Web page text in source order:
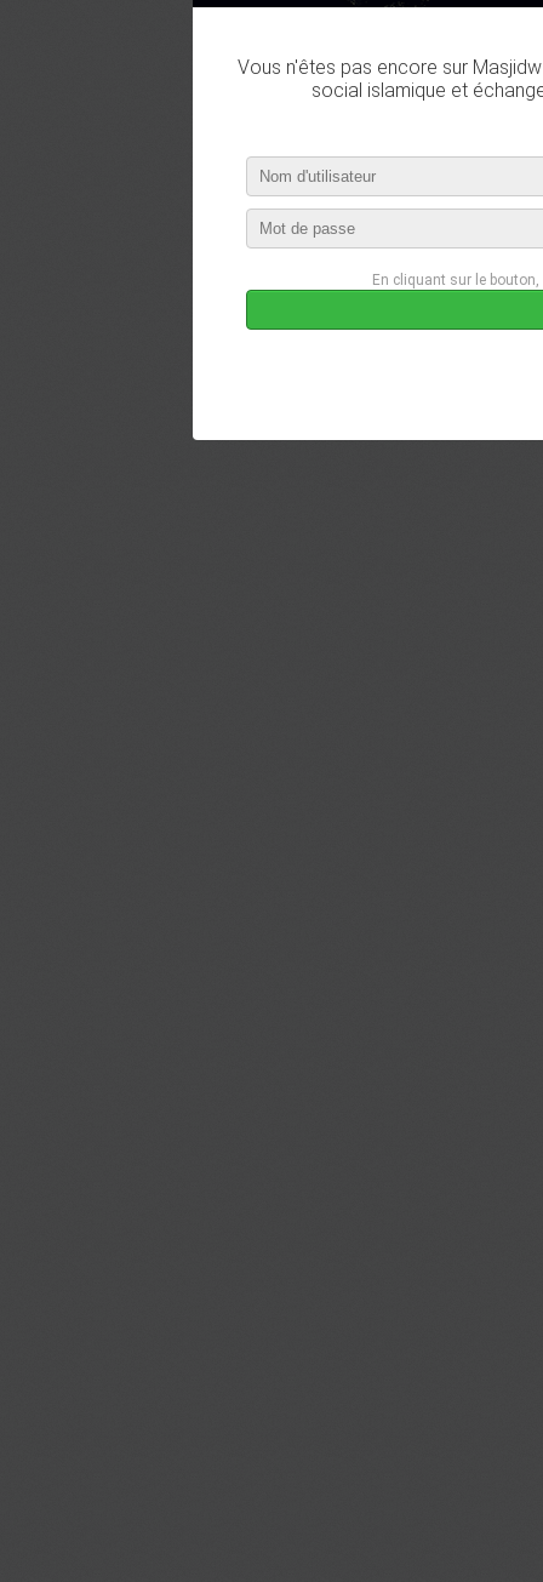
Vous n'êtes pas encore sur
social islamique et
En cliquant sur le